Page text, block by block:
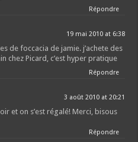
Répondre
19 mai 2010 at 6:38
de foccacia de jamie. j’achete des
chez Picard, c’est hyper pratique
Répondre
3 août 2010 at 20:21
et on s’est régalé! Merci, bisous
Répondre